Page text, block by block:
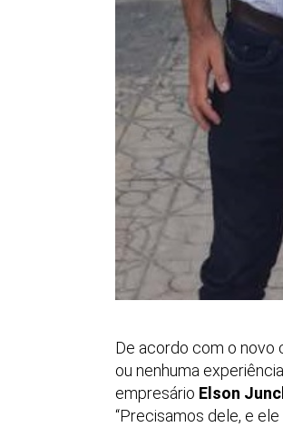
De acordo com o novo
ou nenhuma
empresário Elson
“Precisamos dele, e